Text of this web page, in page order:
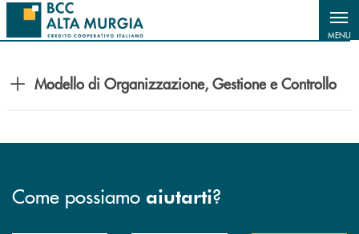
Salta al contenuto principale
MENU
Modello di Organizzazione, Gestione e Controllo
Come possiamo aiutarti?